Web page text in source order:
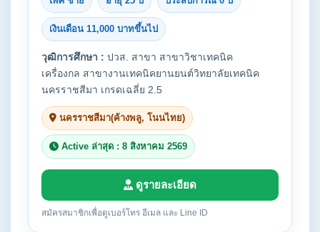
เงินเดือน 11,000 บาทขึ้นไป
วุฒิการศึกษา : ปวส. สาขา สาขาวิชาเทคนิค
เครื่องกล สาขางานเทคนิคยานยนต์วิทยาลัยเทคนิค
นครราชสีมา เกรดเฉลี่ย 2.5
นครราชสีมา(ค้างพลู, โนนไทย)
Active ล่าสุด : 8 สิงหาคม 2569
ดูรายละเอียด
สมัครสมาชิกเพื่อดูเบอร์โทร อีเมล และ Line ID